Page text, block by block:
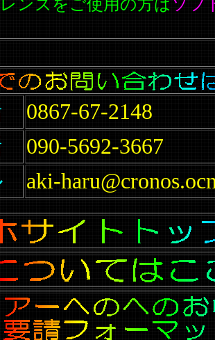
ンズをご使用の方は ソフ
0867-67-2148
090-5692-3667
aki-